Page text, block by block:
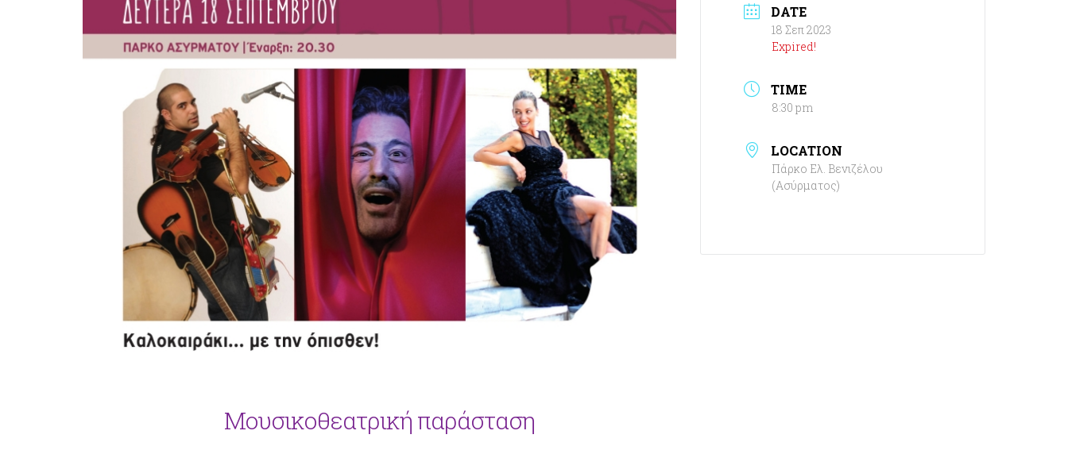
Μουσικοθεατρική παράσταση
DATE
18 Σεπ 2023
Expired!
TIME
8:30 pm
LOCATION
Πάρκο Ελ. Βενιζέλου
(Ασύρματος)